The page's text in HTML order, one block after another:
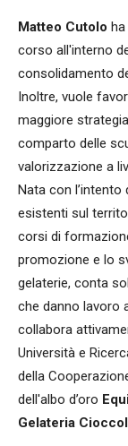
Matteo Cutolo
corso all'interno
consolidamento
Inoltre, vuole
maggiore
comparto delle
valorizzazione a
Nata con
esistenti sul
corsi di
promozione e lo
gelaterie, conta
che danno lavoro
collabora
Università e
della
dell'albo d’oro
Gelateria